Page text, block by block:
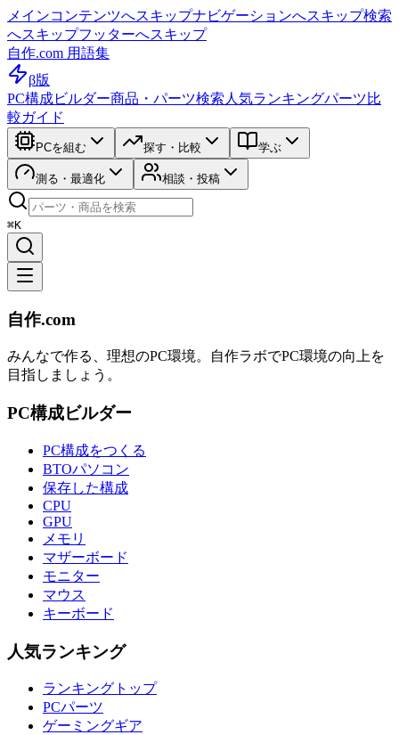
メインコンテンツへスキップナビゲーションへスキップ検索
へスキップフッターへスキップ
自作.com 用語集
β版
PC構成ビルダー商品・パーツ検索 人気ランキングパーツ比
較ガイド
PCを組む 探す・比較 学ぶ
測る・最適化 相談・投稿
⌘K
自作.com
みんなで作る、理想のPC環境。 自作ラボでPC環境の向上を
目指しましょう。
PC構成ビルダー
PC構成をつくる
BTOパソコン
保存した構成
CPU
GPU
メモリ
マザーボード
モニター
マウス
キーボード
人気ランキング
ランキングトップ
PCパーツ
ゲーミングギア